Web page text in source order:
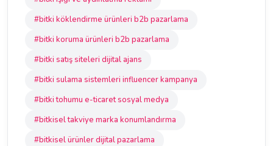
#bitki köklendirme ürünleri b2b pazarlama
#bitki koruma ürünleri b2b pazarlama
#bitki satış siteleri dijital ajans
#bitki sulama sistemleri influencer kampanya
#bitki tohumu e-ticaret sosyal medya
#bitkisel takviye marka konumlandırma
#bitkisel ürünler dijital pazarlama